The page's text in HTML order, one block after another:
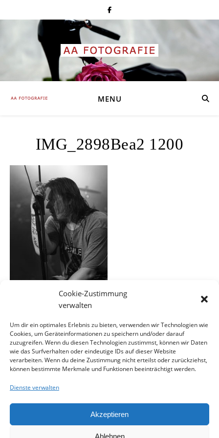
Cookie-Zustimmung
verwalten
Um dir ein optimales Erlebnis zu bieten, verwenden wir Technologien wie
Cookies, um Geräteinformationen zu speichern und/oder darauf
zuzugreifen. Wenn du diesen Technologien zustimmst, können wir Daten
wie das Surfverhalten oder eindeutige IDs auf dieser Website
verarbeiten. Wenn du deine Zustimmung nicht erteilst oder zurückziehst,
können bestimmte Merkmale und Funktionen beeinträchtigt werden.
Dienste verwalten
Akzeptieren
Ablehnen
MENU
IMG_2898Bea2 1200
EINE ANTWORT SCHREIBEN
Du musstangemeldetsein, um einen Kommentar
abzugeben.